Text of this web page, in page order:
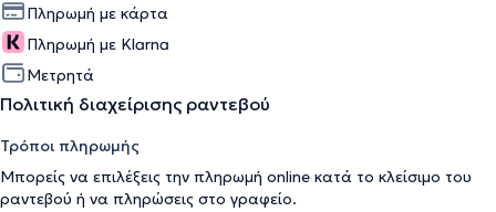
Πληρωμή με κάρτα
Πληρωμή με Klarna
Μετρητά
Πολιτική διαχείρισης ραντεβού
Τρόποι πληρωμής
Μπορείς να επιλέξεις την πληρωμή online κατά το κλείσιμο του
ραντεβού ή να πληρώσεις στο γραφείο.